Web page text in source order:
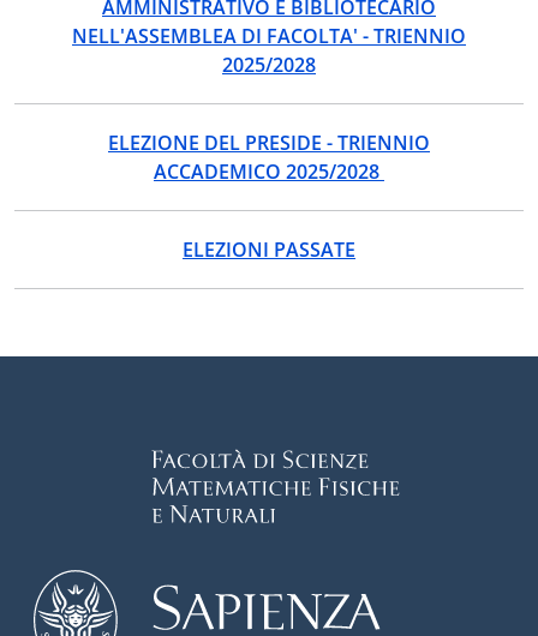
AMMINISTRATIVO E BIBLIOTECARIO
NELL'ASSEMBLEA DI FACOLTA' - TRIENNIO
2025/2028
ELEZIONE DEL PRESIDE - TRIENNIO
ACCADEMICO 2025/2028
ELEZIONI PASSATE